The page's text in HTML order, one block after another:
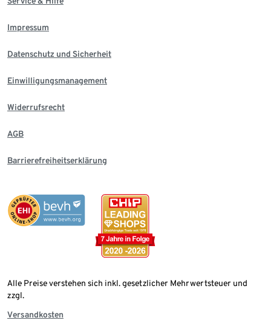
Impressum
Datenschutz und Sicherheit
Einwilligungsmanagement
Widerrufsrecht
AGB
Barrierefreiheitserklärung
Alle Preise verstehen sich inkl. gesetzlicher Mehrwertsteuer und
zzgl.
Versandkosten